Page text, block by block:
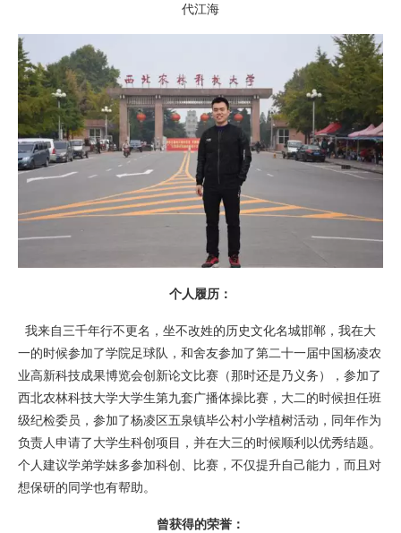
代江海
个人履历：
我来自三千年行不更名，坐不改姓的历史文化名城邯郸，我在大
一的时候参加了学院足球队，和舍友参加了第二十一届中国杨凌农
业高新科技成果博览会创新论文比赛（那时还是乃义务），参加了
西北农林科技大学大学生第九套广播体操比赛，大二的时候担任班
级纪检委员，参加了杨凌区五泉镇毕公村小学植树活动，同年作为
负责人申请了大学生科创项目，并在大三的时候顺利以优秀结题。
个人建议学弟学妹多参加科创、比赛，不仅提升自己能力，而且对
想保研的同学也有帮助。
曾获得的荣誉：